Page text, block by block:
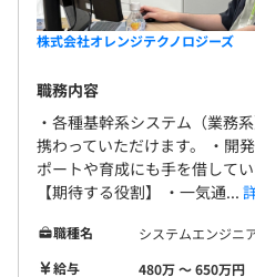
株式会社オレンジテクノロジーズ
職務内容
・各種基幹系システム（業務
携わっていただけます。 ・開
ポートや育成にも手を借して
【期待する役割】 ・一気通...
職種名
システムエンジニ
給与
480万 〜 650万円